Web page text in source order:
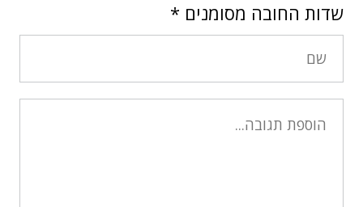
שדות החובה מסומנים *